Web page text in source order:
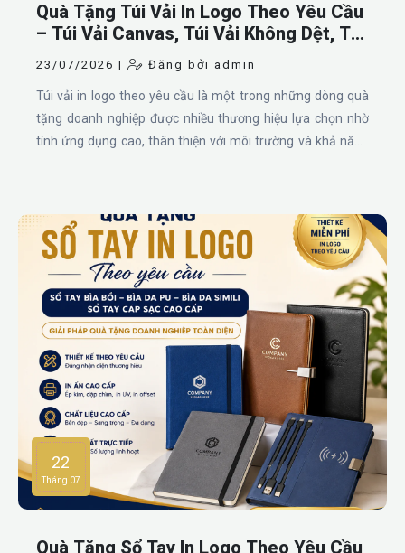
Quà Tặng Túi Vải In Logo Theo Yêu Cầu
– Túi Vải Canvas, Túi Vải Không Dệt, Túi
Vải Đay, Túi Vải Dù, Túi Vải Lưới Và Túi
Vải Bố Hàn
23/07/2026 | Đăng bởi admin
Túi vải in logo theo yêu cầu là một trong những dòng quà
tặng doanh nghiệp được nhiều thương hiệu lựa chọn nhờ
tính ứng dụng cao, thân thiện với môi trường và khả năng
phù hợp với ngân sách và mục đích sử dụng. Tất cả sản
phẩm đều có thể in logo, slogan hoặc thông điệp thương
hiệu theo yêu cầu.Thiết kế và sản xuất theo yêu cầu.Đa
dạng chất liệu và kiểu dáng.In logo sắc nét bằng nhiều công
nghệ.Phù hợp làm quà tặng khách hàng, hội nghị, triển
lãm.Giá xưởng, nhận đơn hàng số lượng lớn.
22
Tháng 07
Quà Tặng Sổ Tay In Logo Theo Yêu Cầu